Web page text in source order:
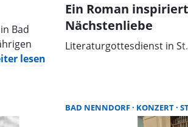
Bad
zu
Ein Roman
Nächstenliebe
Literaturgottesdienst in
BAD NENNDORF KONZERT